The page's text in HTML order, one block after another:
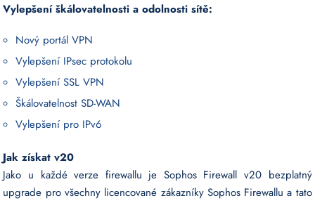
Vylepšení škálovatelnosti a odolnosti sítě:
Nový portál VPN
Vylepšení IPsec protokolu
Vylepšení SSL VPN
Škálovatelnost SD-WAN
Vylepšení pro IPv6
Jak získat v20
Jako u každé verze firewallu je Sophos Firewall v20 bezplatný
upgrade pro všechny licencované zákazníky Sophos Firewallu a tato